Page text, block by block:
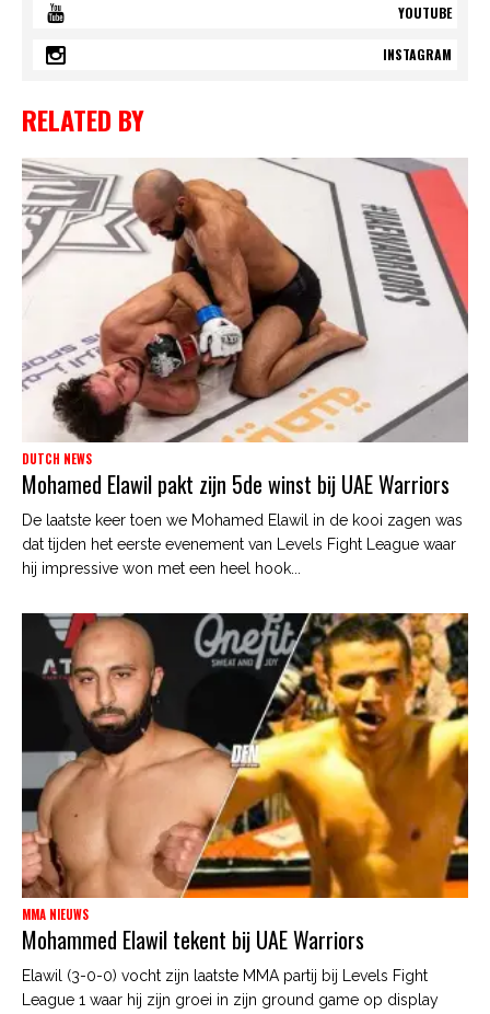
YOUTUBE
INSTAGRAM
RELATED BY
DUTCH NEWS
Mohamed Elawil pakt zijn 5de winst bij UAE Warriors
De laatste keer toen we Mohamed Elawil in de kooi zagen was
dat tijden het eerste evenement van Levels Fight League waar
hij impressive won met een heel hook...
MMA NIEUWS
Mohammed Elawil tekent bij UAE Warriors
Elawil (3-0-0) vocht zijn laatste MMA partij bij Levels Fight
League 1 waar hij zijn groei in zijn ground game op display